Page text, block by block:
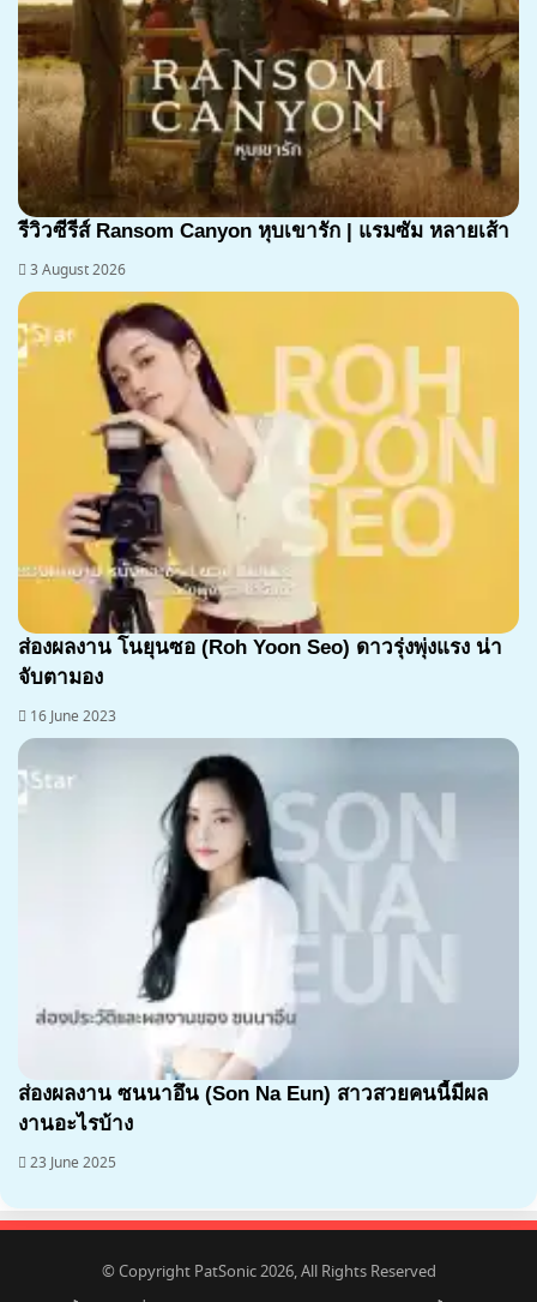
7.1
รีวิวซีรีส์ Ransom Canyon หุบเขารัก | แรมซัม หลายเส้า
3 August 2026
ส่องผลงาน โนยุนซอ (Roh Yoon Seo) ดาวรุ่งพุ่งแรง น่า
จับตามอง
16 June 2023
ส่องผลงาน ซนนาอึน (Son Na Eun) สาวสวยคนนี้มีผล
งานอะไรบ้าง
23 June 2025
© Copyright PatSonic 2026, All Rights Reserved